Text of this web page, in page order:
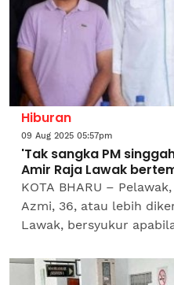
Hiburan
09 Aug 2025 05:57pm
'Tak sangka PM
Amir Raja Lawak
KOTA BHARU –
Azmi, 36, atau lebih
Lawak, bersyukur
termakbul.Lebih...